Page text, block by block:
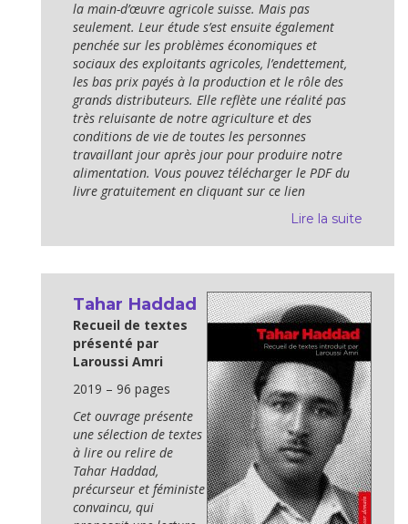
la main-d’œuvre agricole suisse. Mais pas
seulement. Leur étude s’est ensuite également
penchée sur les problèmes économiques et
sociaux des exploitants agricoles, l’endettement,
les bas prix payés à la production et le rôle des
grands distributeurs. Elle reflète une réalité pas
très reluisante de notre agriculture et des
conditions de vie de toutes les personnes
travaillant jour après jour pour produire notre
alimentation. Vous pouvez télécharger le PDF du
livre gratuitement en cliquant sur ce lien
Lire la suite
Tahar Haddad
Recueil de textes
présenté par
Laroussi Amri
2019 – 96 pages
Cet ouvrage présente
une sélection de textes
à lire ou relire de
Tahar Haddad,
précurseur et féministe
convaincu, qui